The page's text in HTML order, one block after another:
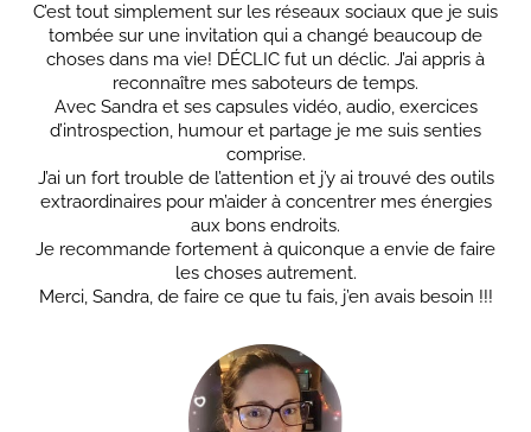
C’est tout simplement sur les réseaux sociaux que je suis
tombée sur une invitation qui a changé beaucoup de
choses dans ma vie! DÉCLIC fut un déclic. J’ai appris à
reconnaître mes saboteurs de temps.
Avec Sandra et ses capsules vidéo, audio, exercices
d’introspection, humour et partage je me suis senties
comprise.
J’ai un fort trouble de l’attention et j’y ai trouvé des outils
extraordinaires pour m’aider à concentrer mes énergies
aux bons endroits.
Je recommande fortement à quiconque a envie de faire
les choses autrement.
Merci, Sandra, de faire ce que tu fais, j’en avais besoin !!!